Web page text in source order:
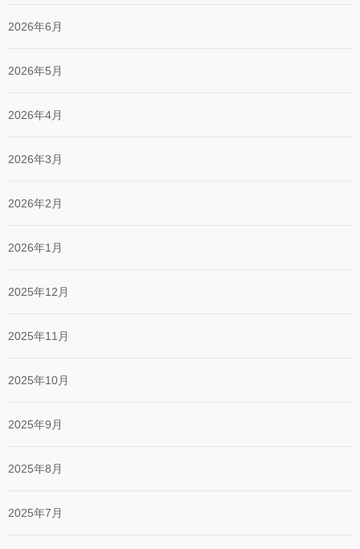
2026年6月
2026年5月
2026年4月
2026年3月
2026年2月
2026年1月
2025年12月
2025年11月
2025年10月
2025年9月
2025年8月
2025年7月